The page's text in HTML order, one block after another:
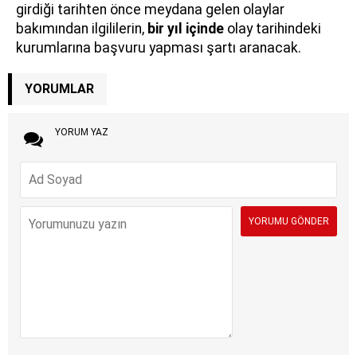
girdiği tarihten önce meydana gelen olaylar
bakımından ilgililerin, bir yıl içinde olay tarihindeki
kurumlarına başvuru yapması şartı aranacak.
YORUMLAR
YORUM YAZ